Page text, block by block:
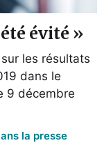
évité »
les résultats
dans le
9 décembre
la presse